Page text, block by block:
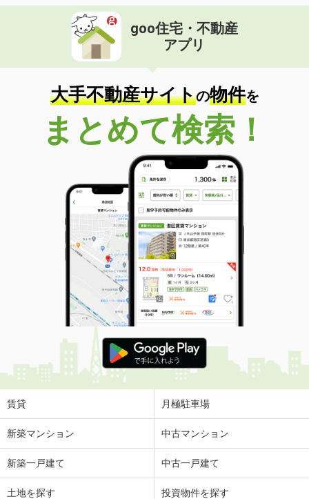
goo住宅・不動産
アプリ
大手不動産サイトの物件を
まとめて検索！
賃貸 月極駐車場
新築マンション 中古マンション
新築一戸建て 中古一戸建て
土地を探す 投資物件を探す